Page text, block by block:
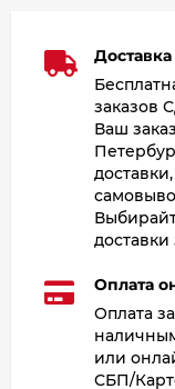
заказов
Ваш
доставки
Оплата
Оплата
или
СБП/